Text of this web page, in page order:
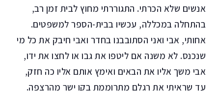
אנשים שלא הכרתי. התגוררתי מחוץ לבית זמן רב,
בהתחלה במכללה, עכשיו בבית-הספר למשפטים.
אחותי, אבי ואני הסתובבנו בחדר ואבי חיבק את כל מי
שנכנס. לא משנה אם ליטפו את גבו או לחצו את ידו,
אבי משך אליו את הבאים ואימץ אותם אליו כה חזק,
עד שראיתי את רגלם מתרוממת בקו ישר מהרצפה.